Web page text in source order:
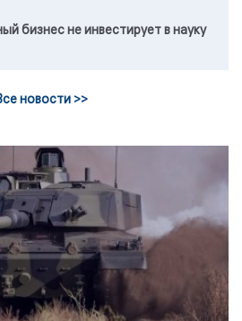
бизнес не инвестирует в науку
новости >>